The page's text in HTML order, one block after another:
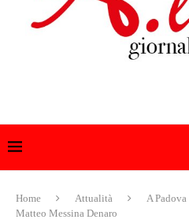
Home Attualità
A
Matteo Messina Denaro